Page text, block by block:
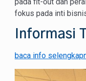
fokus pada inti
Informasi
baca info